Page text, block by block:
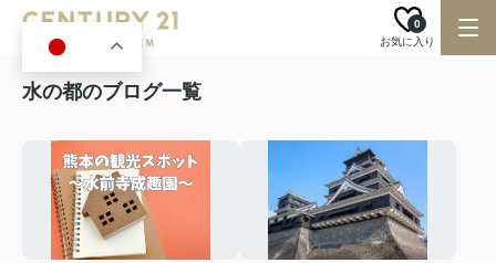
お気に入り
0
水の都のブログ一覧